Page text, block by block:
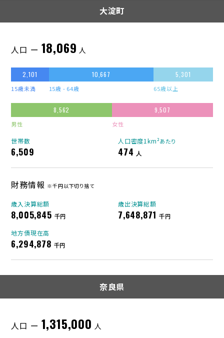
大淀町
人口 ー 18,069 人
2,101
15歳未満
10,667
15歳 - 64歳
5,301
65歳以上
8,562
男性
9,507
女性
世帯数
6,509
人口密度1km²あたり
474 人
財務情報 ※千円以下切り捨て
歳入決算総額
8,005,845 千円
歳出決算総額
7,648,871 千円
地方債現在高
6,294,878 千円
奈良県
人口 ー 1,315,000 人